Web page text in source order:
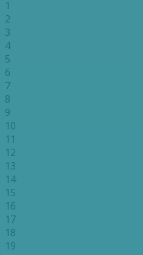
1
2
3
4
5
6
7
8
9
10
11
12
13
14
15
16
17
18
19